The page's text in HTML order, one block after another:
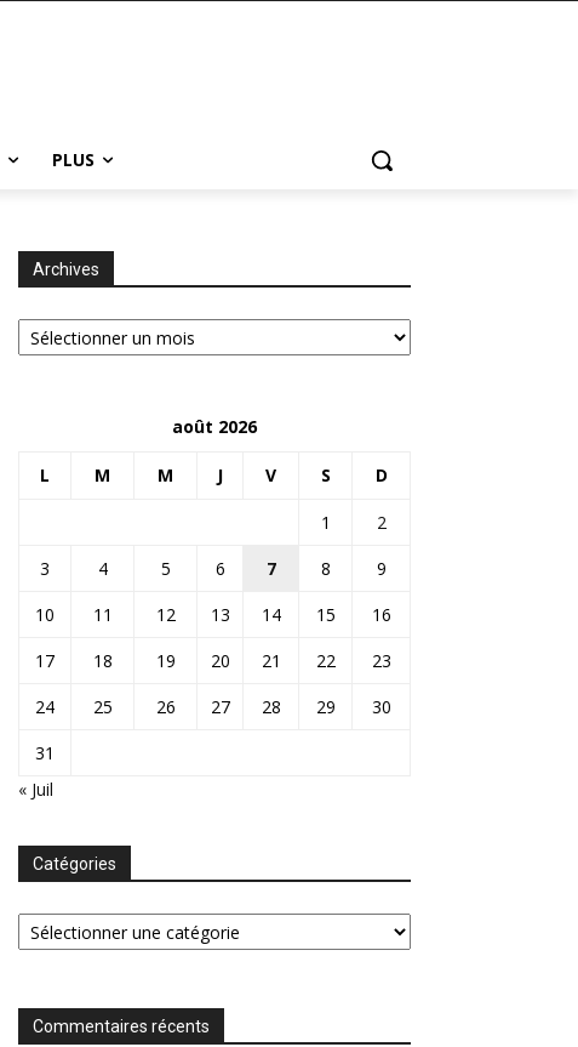
PLUS
Archives
Archives
août 2026
L M M J V S D
1
2
3
4 5 6 7 8
9
10
11 12 13 14 15
16
17
18 19 20 21 22
23
24
25 26 27 28 29
30
31
« Juil
Catégories
Catégories
Commentaires récents